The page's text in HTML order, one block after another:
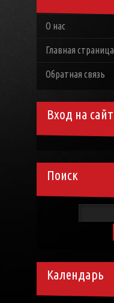
О нас
Главная страница
Обратная связь
Вход на сайт
Поиск
Календарь